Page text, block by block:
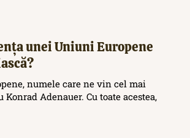
unei Uniuni Europene
numele care ne vin cel mai
Adenauer. Cu toate acestea,